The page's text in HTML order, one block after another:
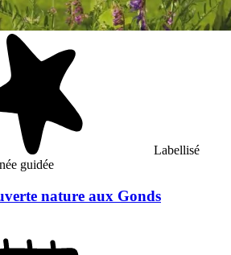
Labellisé
guidée
nature aux Gonds